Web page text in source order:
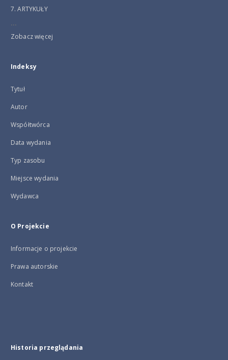
7. ARTYKUŁY
...
Zobacz więcej
Indeksy
Tytuł
Autor
Współtwórca
Data wydania
Typ zasobu
Miejsce wydania
Wydawca
O Projekcie
Informacje o projekcie
Prawa autorskie
Kontakt
Historia przeglądania